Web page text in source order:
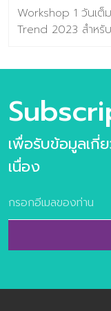
Workshop 1 วันเต็
Trend 2023 สำหรั
Workshop สำหรับ
จัดเต็ม Future
Selection การเลือ
Gymnasium
นวัตกรรม
และคอนเซปต์แห่งอ
Baramizi_lab Email
———————– ศูนย์วิ
Baramizi Lab – อ
[…]
เพื่อรับข้อมูลเกี่
เนื่อง